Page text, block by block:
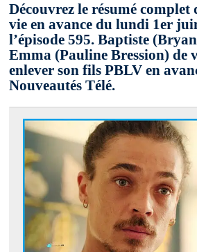
Découvrez le résumé complet
vie en avance du lundi 1er
l’épisode 595. Baptiste
Emma (Pauline Bression) de
enlever son fils PBLV en
Nouveautés Télé.